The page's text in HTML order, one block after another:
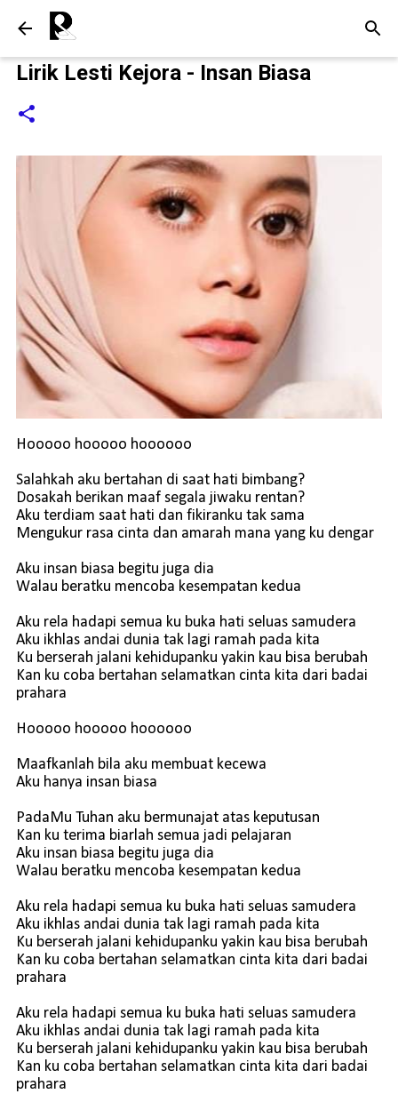
Lirik Lesti Kejora - Insan Biasa
Hooooo hooooo hoooooo
Salahkah aku bertahan di saat hati bimbang?
Dosakah berikan maaf segala jiwaku rentan?
Aku terdiam saat hati dan fikiranku tak sama
Mengukur rasa cinta dan amarah mana yang ku dengar
Aku insan biasa begitu juga dia
Walau beratku mencoba kesempatan kedua
Aku rela hadapi semua ku buka hati seluas samudera
Aku ikhlas andai dunia tak lagi ramah pada kita
Ku berserah jalani kehidupanku yakin kau bisa berubah
Kan ku coba bertahan selamatkan cinta kita dari badai
prahara
Hooooo hooooo hoooooo
Maafkanlah bila aku membuat kecewa
Aku hanya insan biasa
PadaMu Tuhan aku bermunajat atas keputusan
Kan ku terima biarlah semua jadi pelajaran
Aku insan biasa begitu juga dia
Walau beratku mencoba kesempatan kedua
Aku rela hadapi semua ku buka hati seluas samudera
Aku ikhlas andai dunia tak lagi ramah pada kita
Ku berserah jalani kehidupanku yakin kau bisa berubah
Kan ku coba bertahan selamatkan cinta kita dari badai
prahara
Aku rela hadapi semua ku buka hati seluas samudera
Aku ikhlas andai dunia tak lagi ramah pada kita
Ku berserah jalani kehidupanku yakin kau bisa berubah
Kan ku coba bertahan selamatkan cinta kita dari badai
prahara